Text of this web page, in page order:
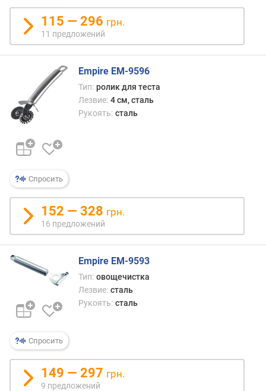
о
е
в
н
а
л
з
я
(
с
м
)
т
о
и
л
е
з
в
115 — 296 грн.
11 предложений
Спросить
Empire EM-9596
Тип: ролик для теста
Лезвие: 4 см, сталь
Рукоять: сталь
152 — 328 грн.
16 предложений
Спросить
Empire EM-9593
Тип: овощечистка
Лезвие: сталь
Рукоять: сталь
149 — 297 грн.
9 предложений